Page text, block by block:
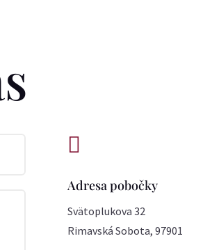

Adresa pobočky
Svätoplukova 32
Rimavská Sobota, 97901